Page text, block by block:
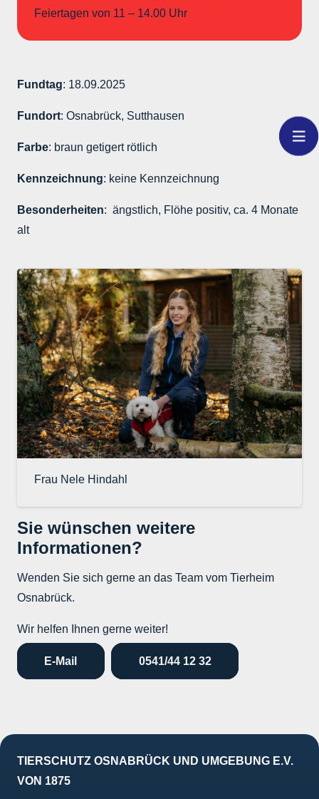
Feiertagen von 11 – 14.00 Uhr
Fundtag: 18.09.2025
Fundort: Osnabrück, Sutthausen
Farbe: braun getigert rötlich
Kennzeichnung: keine Kennzeichnung
Besonderheiten: ängstlich, Flöhe positiv, ca. 4 Monate
alt
Frau Nele Hindahl
Sie wünschen weitere
Informationen?
Wenden Sie sich gerne an das Team vom Tierheim
Osnabrück.
Wir helfen Ihnen gerne weiter!
E-Mail 0541/44 12 32
TIERSCHUTZ OSNABRÜCK UND UMGEBUNG E.V.
VON 1875